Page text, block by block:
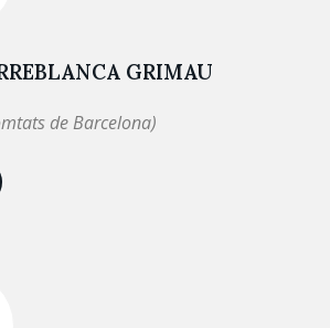
GRIMAU
de Barcelona)